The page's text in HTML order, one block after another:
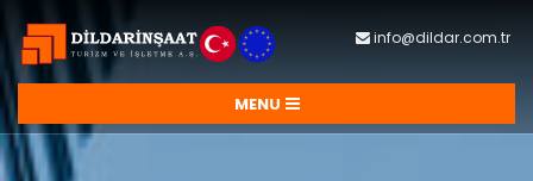
info@dildar.com.tr